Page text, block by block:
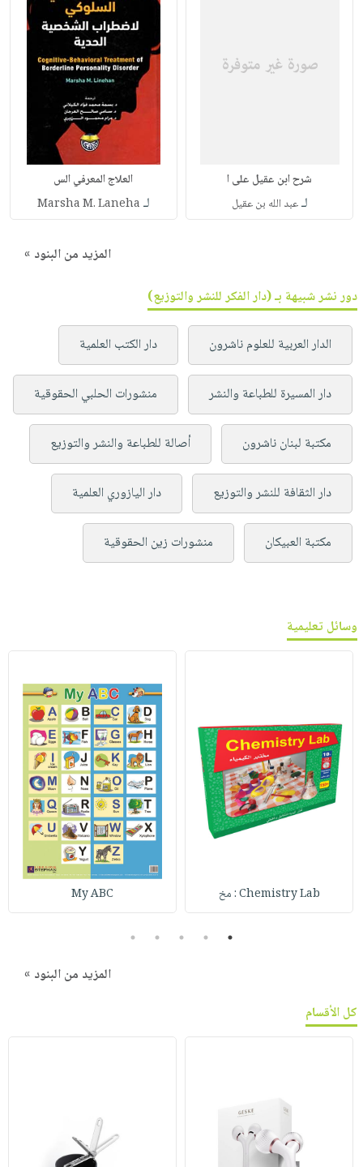
شرح ابن عقيل على ا
لـعبد الله بن عقيل
العلاج المعرفي الس
لـ Marsha M. Laneha
المزيد من البنود »
دور نشر شبيهة بـ (دار الفكر للنشر والتوزيع)
الدار العربية للعلوم ناشرون دار الكتب العلمية
دار المسيرة للطباعة والنشر منشورات الحلبي الحقوقية
مكتبة لبنان ناشرون أصالة للطباعة والنشر والتوزيع
دار الثقافة للنشر والتوزيع دار اليازوري العلمية
مكتبة العبيكان منشورات زين الحقوقية
وسائل تعليمية
Chemistry Lab : مخ My ABC
1
2
3
4
5
المزيد من البنود »
كل الأقسام